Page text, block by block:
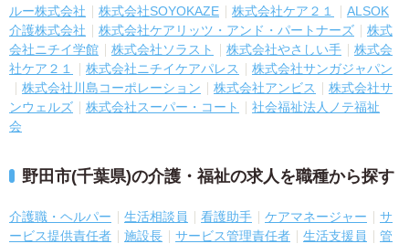
ルー株式会社
株式会社SOYOKAZE 株式会社ケア２１
ALSOK
介護株式会社
株式会社ケアリッツ・アンド・パートナーズ
株式
会社ニチイ学館
株式会社ソラスト 株式会社やさしい手
株式会
社ケア２１
株式会社ニチイケアパレス
株式会社サンガジャパン
株式会社川島コーポレーション
株式会社アンビス
株式会社サ
ンウェルズ
株式会社スーパー・コート
社会福祉法人ノテ福祉
会
野田市(千葉県)の介護・福祉の求人を職種から探す
介護職・ヘルパー 生活相談員 看護助手 ケアマネージャー
サ
ービス提供責任者
施設長 サービス管理責任者 生活支援員
管